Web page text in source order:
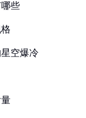
些
空爆冷